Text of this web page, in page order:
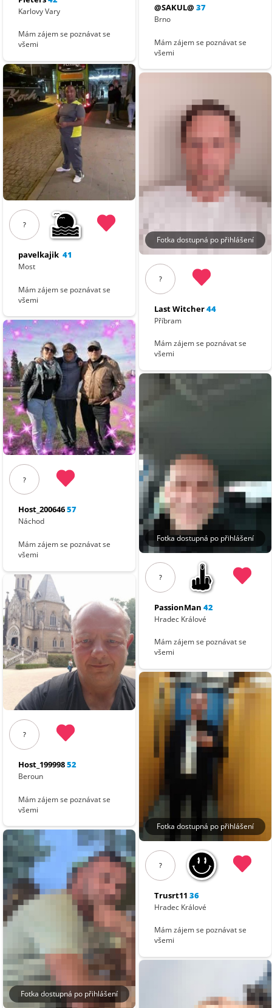
Karlovy Vary
Mám zájem se poznávat se
všemi
?
pavelkajik 41
Most
Mám zájem se poznávat se
všemi
?
Host_20064657
Náchod
Mám zájem se poznávat se
všemi
?
Host_19999852
Beroun
Mám zájem se poznávat se
všemi
Fotka dostupná po přihlášení
@SAKUL@ 37
Brno
Mám zájem se poznávat se
všemi
Fotka dostupná po přihlášení
?
Last Witcher44
Příbram
Mám zájem se poznávat se
všemi
Fotka dostupná po přihlášení
?
PassionMan 42
Hradec Králové
Mám zájem se poznávat se
všemi
Fotka dostupná po přihlášení
?
Trusrt11 36
Hradec Králové
Mám zájem se poznávat se
všemi